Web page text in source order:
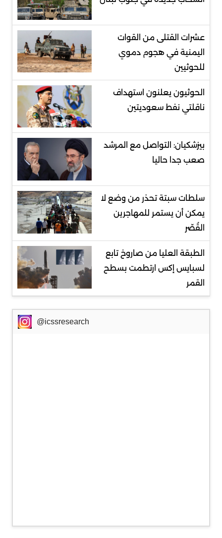
عشرات القتلى من القوات
اليمنية في هجوم دموي
للحوثيين
الحوثيون يعلنون استهداف
ناقلتي نفط سعوديتين
بيزشكيان: التواصل مع المرشد
صعب جدا حاليا
سلطات سبتة تحذر من وضع لا
يمكن أن يستمر للمهاجرين
القُصّر
الطبقة العليا من صاروخ تابع
لسبايس إكس ارتطمت بسطح
القمر
@icssresearch